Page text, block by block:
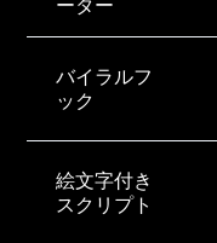
ーター
バイラルフ
ック
絵文字付き
スクリプト